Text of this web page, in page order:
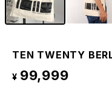
TEN TWENTY
¥ 99,999